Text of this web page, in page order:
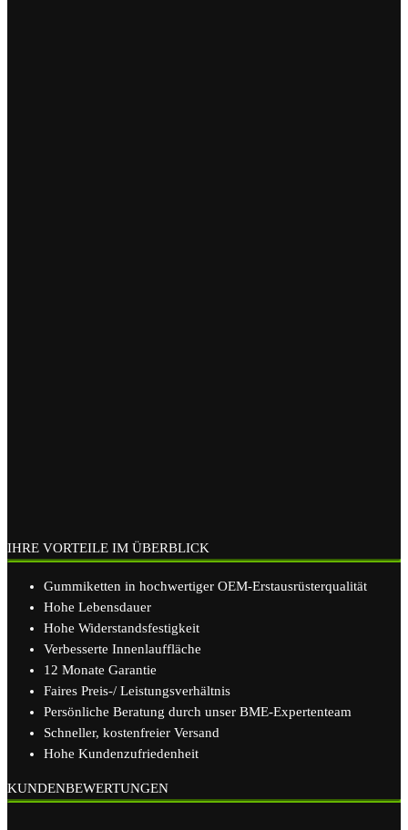
IHRE VORTEILE IM ÜBERBLICK
Gummiketten in hochwertiger OEM-Erstausrüsterqualität
Hohe Lebensdauer
Hohe Widerstandsfestigkeit
Verbesserte Innenlauffläche
12 Monate Garantie
Faires Preis-/ Leistungsverhältnis
Persönliche Beratung durch unser BME-Expertenteam
Schneller, kostenfreier Versand
Hohe Kundenzufriedenheit
KUNDENBEWERTUNGEN